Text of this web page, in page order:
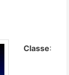
Classe: